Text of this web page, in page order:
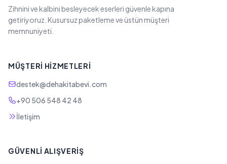
Zihnini ve kalbini besleyecek eserleri güvenle kapına
getiriyoruz. Kusursuz paketleme ve üstün müşteri
memnuniyeti.
MÜŞTERI HIZMETLERI
destek@dehakitabevi.com
+90 506 548 42 48
İletişim
GÜVENLI ALIŞVERIŞ